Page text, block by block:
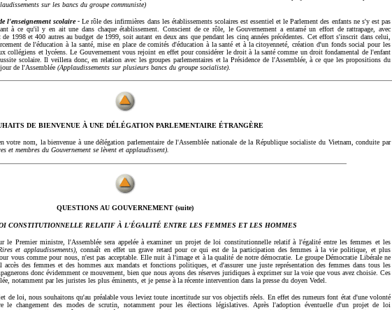
sur les bancs du groupe communiste)
l'enseignement scolaire -Le rôle des infirmières dans les établissements scolaires est essentiel et le Parlement des enfants ne s'y est pas
à ce qu'il y en ait une dans chaque établissement. Conscient de ce rôle, le Gouvernement a entamé un effort de rattrapage, avec
1998 et 400 autres au budget de 1999, soit autant en deux ans que pendant les cinq années précédentes. Cet effort s'inscrit dans celui,
de l'éducation à la santé, mise en place de comités d'éducation à la santé et à la citoyenneté, création d'un fonds social pour les
collégiens et lycéens. Le Gouvernement vous rejoint en effet pour considérer le droit à la santé comme un droit fondamental de l'enfant
scolaire. Il veillera donc, en relation avec les groupes parlementaires et la Présidence de l'Assemblée, à ce que les propositions du
de l'Assemblée (Applaudissements sur plusieurs bancs du groupe socialiste)
DE BIENVENUE À UNE DÉLÉGATION PARLEMENTAIRE ÉTRANGÈRE
votre nom, la bienvenue à une délégation parlementaire de l'Assemblée nationale de la République socialiste du Vietnam, conduite par
et membres du Gouvernement se lèvent et applaudissent).
QUESTIONS AU GOUVERNEMENT (suite)
CONSTITUTIONNELLE RELATIF À L'ÉGALITÉ ENTRE LES FEMMES ET LES HOMMES
le Premier ministre, l'Assemblée sera appelée à examiner un projet de loi constitutionnelle relatif à l'égalité entre les femmes et les
et applaudissements), connaît en effet un grave retard pour ce qui est de la participation des femmes à la vie politique, et plus
vous comme pour nous, n'est pas acceptable. Elle nuit à l'image et à la qualité de notre démocratie. Le groupe Démocratie Libérale ne
des femmes et des hommes aux mandats et fonctions politiques, et d'assurer une juste représentation des femmes dans tous les
donc évidemment ce mouvement, bien que nous ayons des réserves juridiques à exprimer sur la voie que vous avez choisie. Ces
notamment par les juristes les plus éminents, et je pense à la récente intervention dans la presse du doyen Vedel.
de loi, nous souhaitons qu'au préalable vous leviez toute incertitude sur vos objectifs réels. En effet des rumeurs font état d'une volonté
le changement des modes de scrutin, notamment pour les élections législatives. Après l'adoption éventuelle d'un projet de loi